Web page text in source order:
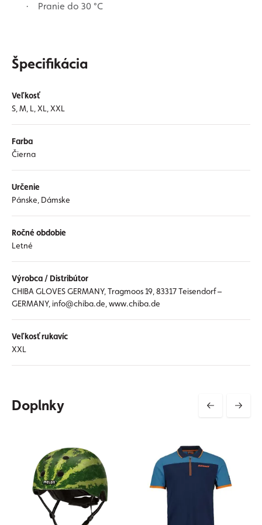
· Pranie do 30 °C
Špecifikácia
Veľkosť
S, M, L, XL, XXL
Farba
Čierna
Určenie
Pánske, Dámske
Ročné obdobie
Letné
Výrobca / Distribútor
CHIBA GLOVES GERMANY, Tragmoos 19, 83317 Teisendorf –
GERMANY, info@chiba.de, www.chiba.de
Veľkosť rukavíc
XXL
Doplnky